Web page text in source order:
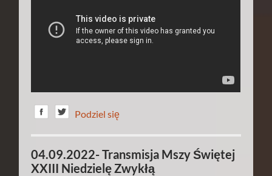
Podziel się
04.09.2022- Transmisja Mszy Świętej
XXIII Niedzielę Zwykłą